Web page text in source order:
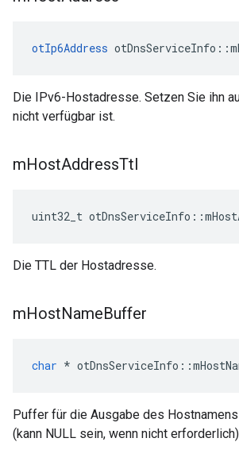
otIp6Address otDnsServiceInfo ::
Die IPv6-Hostadresse. Setzen Sie ihn
nicht verfügbar ist.
mHostAddressTtl
uint32_t otDnsServiceInfo ::
Die TTL der Hostadresse.
mHostNameBuffer
char * otDnsServiceInfo ::
Puffer für die Ausgabe des
(kann NULL sein, wenn nicht